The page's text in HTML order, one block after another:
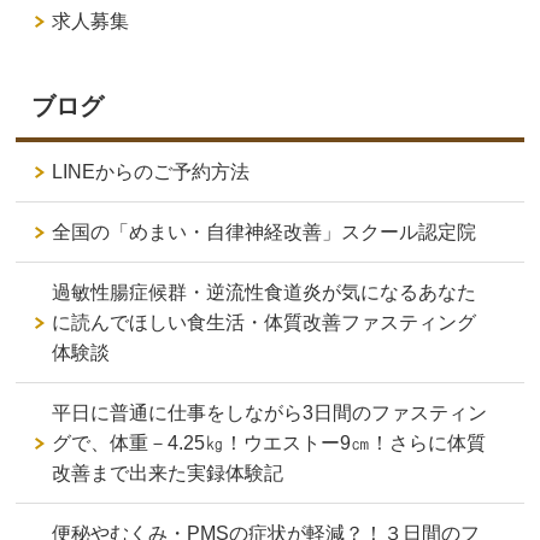
求人募集
ブログ
LINEからのご予約方法
全国の「めまい・自律神経改善」スクール認定院
過敏性腸症候群・逆流性食道炎が気になるあなた
に読んでほしい食生活・体質改善ファスティング
体験談
平日に普通に仕事をしながら3日間のファスティン
グで、体重－4.25㎏！ウエストー9㎝！さらに体質
改善まで出来た実録体験記
便秘やむくみ・PMSの症状が軽減？！３日間のフ